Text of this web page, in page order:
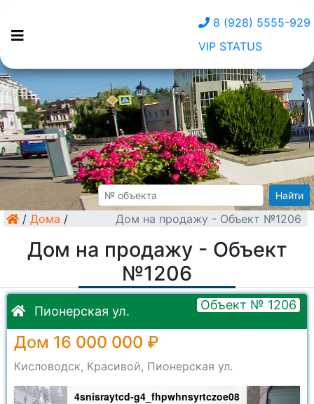
8 (928) 5555-929
VIP STATUS
Найти
/ Дома / Дом на продажу - Объект №1206
Дом на продажу - Объект
№1206
Пионерская ул. Объект № 1206
Дом 16 000 000 ₽
Кисловодск, Красивой, Пионерская ул.
4snisraytcd-g4_fhpwhnsyrtczoe08